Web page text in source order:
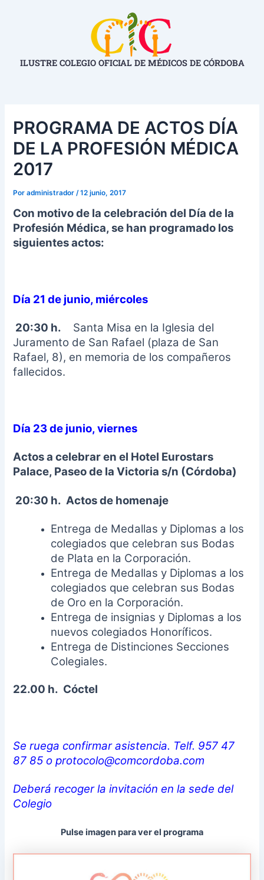
ILUSTRE COLEGIO OFICIAL DE MÉDICOS DE CÓRDOBA
PROGRAMA DE ACTOS DÍA
DE LA PROFESIÓN MÉDICA
2017
Poradministrador /12 junio, 2017
Con motivo de la celebración del Día de la
Profesión Médica, se han programado los
siguientes actos:
Día 21 de junio, miércoles
20:30 h. Santa Misa en la Iglesia del
Juramento de San Rafael (plaza de San
Rafael, 8), en memoria de los compañeros
fallecidos.
Día 23 de junio, viernes
Actos a celebrar en el Hotel Eurostars
Palace, Paseo de la Victoria s/n (Córdoba)
20:30 h.Actos de homenaje
Entrega de Medallas y Diplomas a los
colegiados que celebran sus Bodas
de Plata en la Corporación.
Entrega de Medallas y Diplomas a los
colegiados que celebran sus Bodas
de Oro en la Corporación.
Entrega de insignias y Diplomas a los
nuevos colegiados Honoríficos.
Entrega de Distinciones Secciones
Colegiales.
22.00 h. Cóctel
Se ruega confirmar asistencia. Telf. 957 47
87 85 o protocolo@comcordoba.com
Deberá recoger la invitación en la sede del
Colegio
Pulse imagen para ver el programa